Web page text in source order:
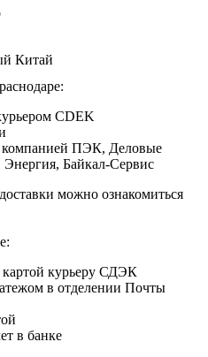
Китай
CDEK
компанией ПЭК, Деловые
Байкал-Сервис
можно ознакомиться
курьеру СДЭК
в отделении Почты
в банке